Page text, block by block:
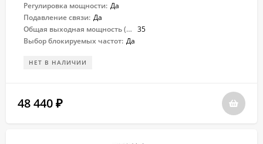
Регулировка мощности: Да
Подавление связи: Да
Общая выходная мощность (Вт): 35
Выбор блокируемых частот: Да
НЕТ В НАЛИЧИИ
48 440 ₽